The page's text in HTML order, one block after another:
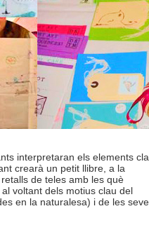
interpretaran els elements
crearà un petit llibre, a la
de teles amb les què
voltant dels motius clau del
en la naturalesa) i de les